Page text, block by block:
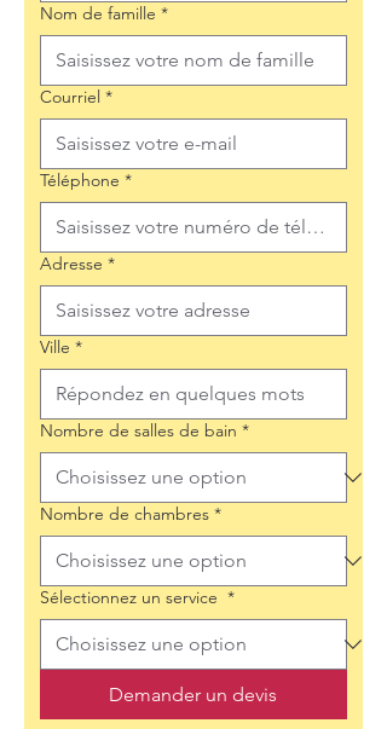
Nom de famille *
Courriel *
Téléphone *
Adresse *
Ville *
Nombre de salles de bain *
Nombre de chambres *
Sélectionnez un service *
Demander un devis